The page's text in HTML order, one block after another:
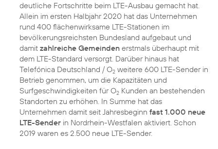
deutliche Fortschritte beim LTE-Ausbau gemacht hat.
Allein im ersten Halbjahr 2020 hat das Unternehmen
rund 400 flächenwirksame LTE-Stationen im
bevölkerungsreichsten Bundesland aufgebaut und
damit zahlreiche Gemeinden erstmals überhaupt mit
dem LTE-Standard versorgt. Darüber hinaus hat
Telefónica Deutschland / O2 weitere 600 LTE-Sender in
Betrieb genommen, um die Kapazitäten und
Surfgeschwindigkeiten für O2 Kunden an bestehenden
Standorten zu erhöhen. In Summe hat das
Unternehmen damit seit Jahresbeginn fast 1.000 neue
LTE-Sender in Nordrhein-Westfalen aktiviert. Schon
2019 waren es 2.500 neue LTE-Sender.